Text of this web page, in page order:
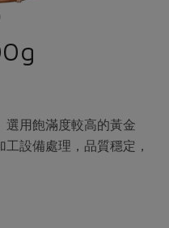
清潔
本土農糧
減廢
選用飽滿度較高的黃金
設備處理，品質穩定，